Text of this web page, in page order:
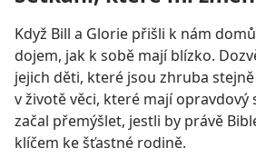
Když Bill a Glorie přišli k nám
dojem, jak k sobě mají blízko.
jejich děti, které jsou zhruba
v životě věci, které mají opravdový
začal přemýšlet, jestli by právě
klíčem ke šťastné rodině.